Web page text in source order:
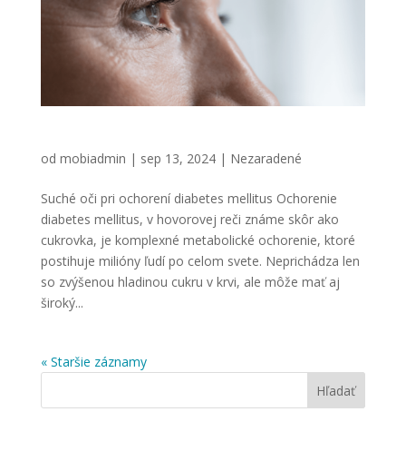
od mobiadmin | sep 13, 2024| Nezaradené
Suché oči pri ochorení diabetes mellitus Ochorenie
diabetes mellitus, v hovorovej reči známe skôr ako
cukrovka, je komplexné metabolické ochorenie, ktoré
postihuje milióny ľudí po celom svete. Neprichádza len
so zvýšenou hladinou cukru v krvi, ale môže mať aj
široký...
« Staršie záznamy
Hľadať